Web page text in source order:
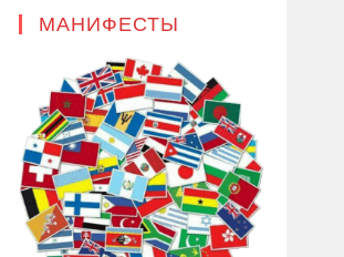
МАНИФЕСТЫ